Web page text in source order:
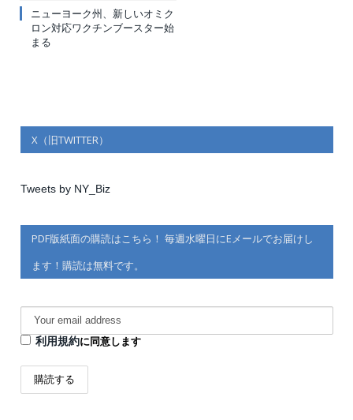
ニューヨーク州、新しいオミク
ロン対応ワクチンブースター始
まる
X（旧TWITTER）
Tweets by NY_Biz
PDF版紙面の購読はこちら！ 毎週水曜日にEメールでお届けし
ます！購読は無料です。
利用規約に同意します